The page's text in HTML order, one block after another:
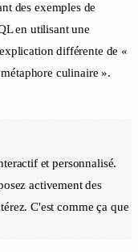
des exemples de
en utilisant une
différente de «
culinaire ».
et personnalisé.
activement des
C'est comme ça que